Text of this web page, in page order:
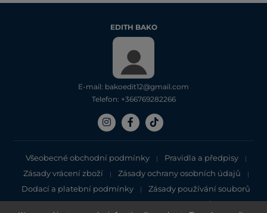
EDITH BAKO
E-mail: bakoedit12@gmail.com
Telefon: +366769282266
Všeobecné obchodní podmínky | Pravidla a předpisy |
Zásady vrácení zboží | Zásady ochrany osobních údajů |
Dodací a platební podmínky |
Zásady používání souborů
cookie
Zásady ochrany osobních údajů